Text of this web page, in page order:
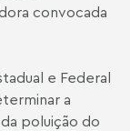
convocada
e Federal
a
poluição do